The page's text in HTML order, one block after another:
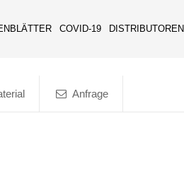
COVID-19 DISTRIBUTOREN
Anfrage